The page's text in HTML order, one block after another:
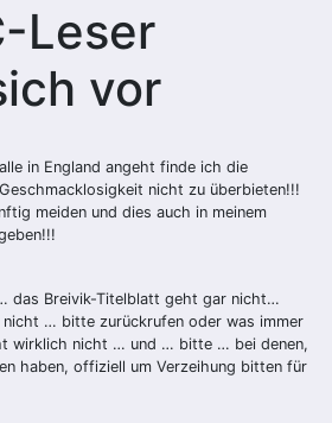
Leser
vor
in England angeht finde ich die
nicht zu überbieten!!!
meiden und dies auch in meinem
das Breivik-Titelblatt geht gar nicht…
… bitte zurückrufen oder was immer
wirklich nicht … und … bitte … bei denen,
haben, offiziell um Verzeihung bitten für